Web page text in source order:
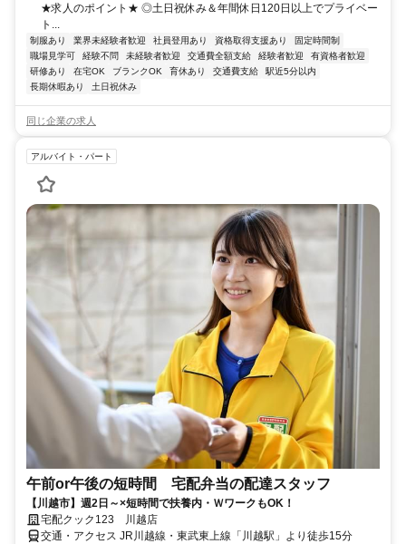
★求人のポイント★ ◎土日祝休み＆年間休日120日以上でプライベー
ト...
制服あり 業界未経験者歓迎 社員登用あり 資格取得支援あり
固定時間制
職場見学可
経験不問 未経験者歓迎 交通費全額支給 経験者歓迎
有資格者歓迎
研修あり
在宅OK ブランクOK 育休あり 交通費支給
駅近5分以内
長期休暇あり
土日祝休み
同じ企業の求人
アルバイト・パート
午前or午後の短時間 宅配弁当の配達スタッフ
【川越市】週2日～×短時間で扶養内・ＷワークもOK！
宅配クック123 川越店
交通・アクセス JR川越線・東武東上線「川越駅」より徒歩15分